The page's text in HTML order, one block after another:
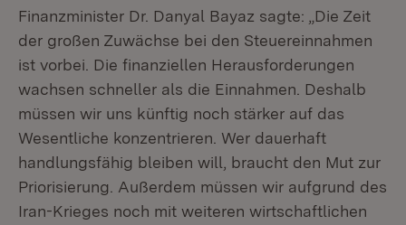
Finanzminister Dr. Danyal Bayaz sagte: „Die Zeit
der großen Zuwächse bei den Steuereinnahmen
ist vorbei. Die finanziellen Herausforderungen
wachsen schneller als die Einnahmen. Deshalb
müssen wir uns künftig noch stärker auf das
Wesentliche konzentrieren. Wer dauerhaft
handlungsfähig bleiben will, braucht den Mut zur
Priorisierung. Außerdem müssen wir aufgrund des
Iran-Krieges noch mit weiteren wirtschaftlichen